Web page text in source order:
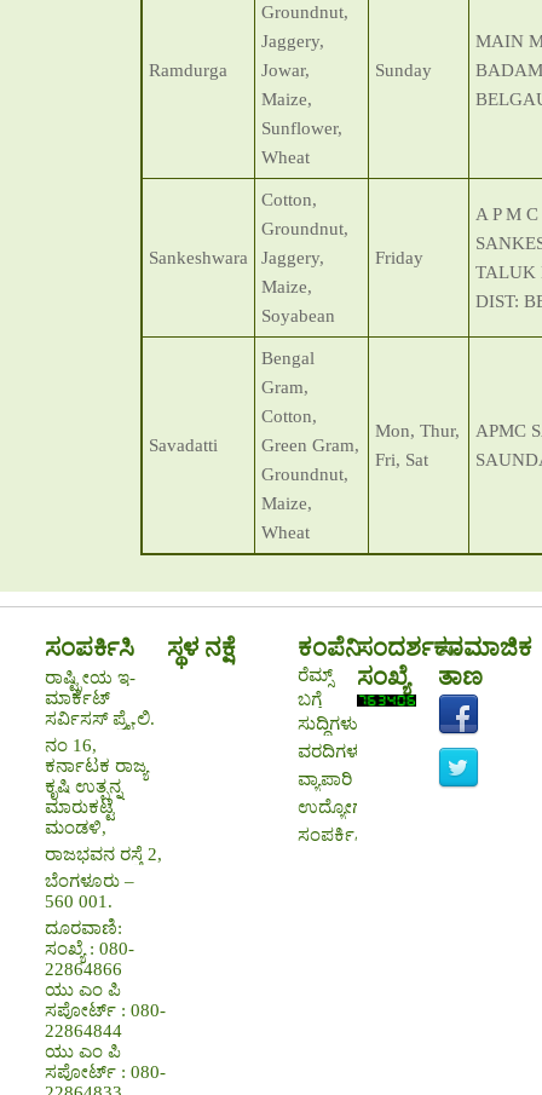
Ramdurga
Groundnut,
Jaggery,
Jowar,
Maize,
Sunflower,
Wheat
Sunday
MAIN
Sankeshwara
Cotton,
Groundnut,
Jaggery,
Maize,
Soyabean
Friday
A P M
TALUK
DIST:
Savadatti
Bengal
Gram,
Cotton,
Green Gram,
Groundnut,
Maize,
Wheat
Mon, Thur,
Fri, Sat
APMC
ಸಂಪರ್ಕಿಸಿ
ರಾಷ್ಟ್ರೀಯ ಇ-
ಮಾರ್ಕೆಟ್
ಸರ್ವಿಸಸ್ ಪ್ರೈ.ಲಿ.
ನಂ 16,
ಕರ್ನಾಟಕ ರಾಜ್ಯ
ಕೃಷಿ ಉತ್ಪನ್ನ
ಮಾರುಕಟ್ಟೆ
ಮಂಡಳಿ,
ರಾಜಭವನ ರಸ್ತೆ 2,
ಬೆಂಗಳೂರು –
560 001.
ದೂರವಾಣಿ:
ಸಂಖ್ಯೆ : 080-
22864866
ಯು ಎಂ ಪಿ
ಸಪೋರ್ಟ್ : 080-
22864844
ಯು ಎಂ ಪಿ
ಸಪೋರ್ಟ್ : 080-
ಸ್ಥಳ ನಕ್ಷೆ ಕಂಪೆನಿ
ರೆಮ್ಸ್
ಬಗ್ಗೆ
ಸುದ್ದಿಗಳು
ವರದಿಗಳು
ವ್ಯಾಪಾರಿ
ಉದ್ಯೋಗಾವಕಾಶಗಳು
ಸಂಪರ್ಕಿಸಿ
ಸಂದರ್ಶಕರ
ಸಂಖ್ಯೆ
ಸಾಮಾಜಿಕ
ತಾಣ